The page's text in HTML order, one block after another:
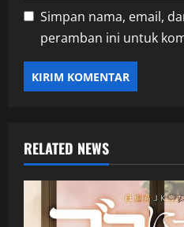
Simpan nama, email,
peramban ini untuk
RELATED NEWS